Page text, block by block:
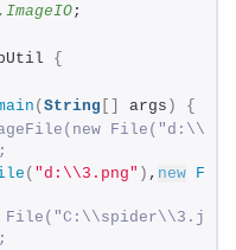
;
{
(String [] args )
{
( "d:\\3.png" ) , new File